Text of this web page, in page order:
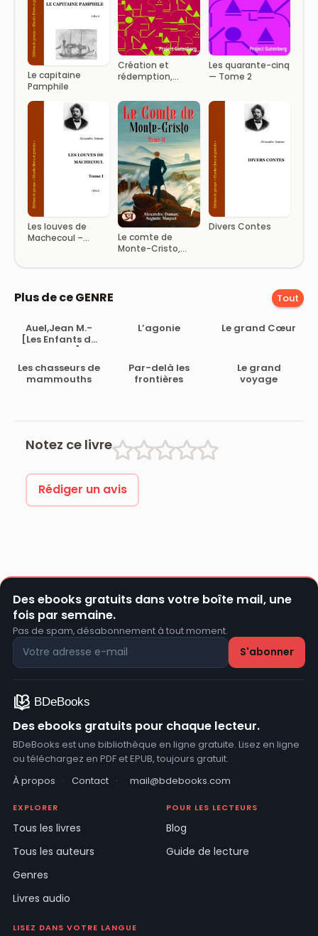
Le capitaine
Pamphile
Création et
rédemption,
La fille du marquis
Les quarante-cinq
— Tome 2
Les louves de
Machecoul –
Le comte de
Monte-Cristo,
Divers Contes
Plus de ce GENRE Tout
Auel,Jean M.-
[Les Enfants de
la Terre-1]Le
clan de l’ours
des cavernes
L’agonie Le grand Cœur
Les chasseurs de
mammouths
Par-delà les
frontières
Le grand
voyage
Notez ce livre
Rédiger un avis
Des ebooks gratuits dans votre boîte mail, une
fois par semaine.
Pas de spam, désabonnement à tout moment.
Des ebooks gratuits pour chaque lecteur.
BDeBooks est une bibliothèque en ligne gratuite. Lisez en ligne
ou téléchargez en PDF et EPUB, toujours gratuit.
À propos
· Contact · mail@bdebooks.com
EXPLORER
Tous les livres
Tous les auteurs
Genres
Livres audio
POUR LES LECTEURS
Blog
Guide de lecture
LISEZ DANS VOTRE LANGUE